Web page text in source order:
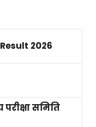
2026
परीक्षा समिति